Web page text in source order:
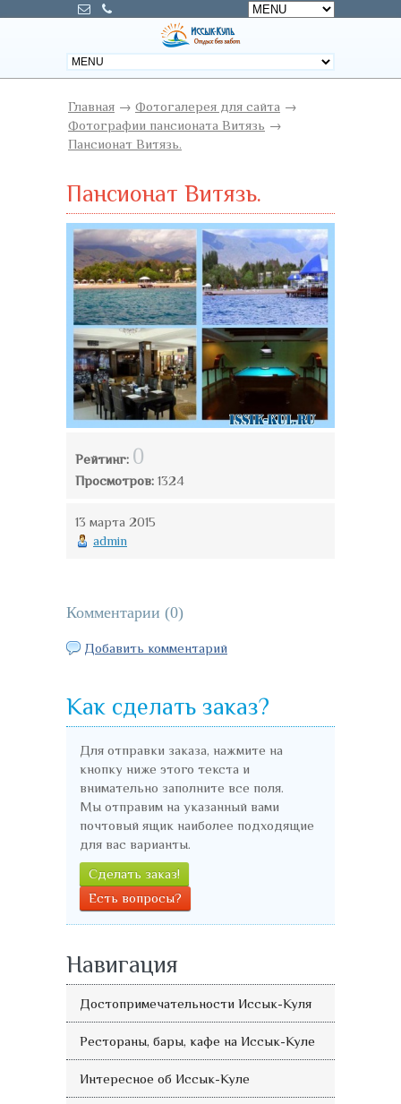
Главная → Фотогалерея для сайта →
Фотографии пансионата Витязь →
Пансионат Витязь.
Пансионат Витязь.
Рейтинг: 0
Просмотров: 1324
13 марта 2015
admin
Комментарии (0)
Добавить комментарий
Как сделать заказ?
Для отправки заказа, нажмите на
кнопку ниже этого текста и
внимательно заполните все поля.
Мы отправим на указанный вами
почтовый ящик наиболее подходящие
для вас варианты.
Сделать заказ!
Есть вопросы?
Навигация
Достопримечательности Иссык-Куля
Рестораны, бары, кафе на Иссык-Куле
Интересное об Иссык-Куле